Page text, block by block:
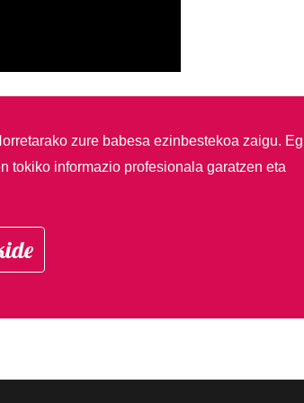
zure babesa ezinbestekoa zaigu.
tokiko informazio profesionala garatzen eta